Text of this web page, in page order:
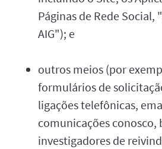
Páginas de Rede Social,
AIG"); e
outros meios (por
formulários de
ligações telefônicas,
comunicações conosco,
investigadores de